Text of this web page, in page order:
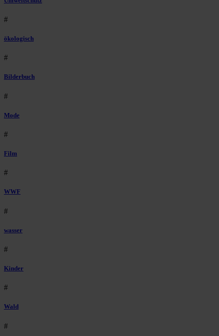
#
ökologisch
#
Bilderbuch
#
Mode
#
Film
#
WWF
#
wasser
#
Kinder
#
Wald
#